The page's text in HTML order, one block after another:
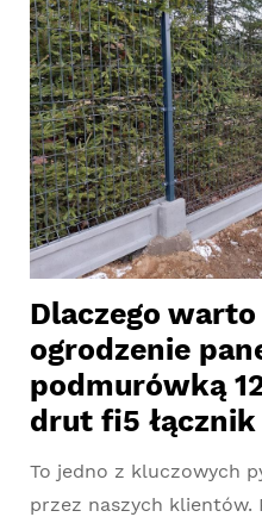
Dlaczego
ogrodzenie
podmurówką
drut fi5
To jedno z kluczowych
przez naszych klientów.